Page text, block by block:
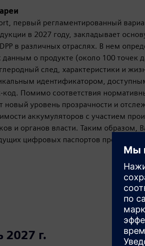
первый регламентированный
в 2027 году, закладывает
в различных отраслях. В нем
данным о продукте (около 100 точек
след, характеристики и
идентификатором,
код. Помимо соответствия
новый уровень прозрачности и
аккумуляторов с участием
и органов власти. Таким образом,
цифровых паспортов продуктов
2027 г.